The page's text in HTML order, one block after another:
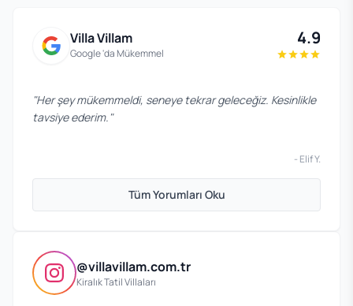
Villa Villam
Google 'da Mükemmel
4.9
"Her şey mükemmeldi, seneye tekrar geleceğiz. Kesinlikle
tavsiye ederim. "
- Elif Y.
Tüm Yorumları Oku
@villavillam.com.tr
Kiralık Tatil Villaları